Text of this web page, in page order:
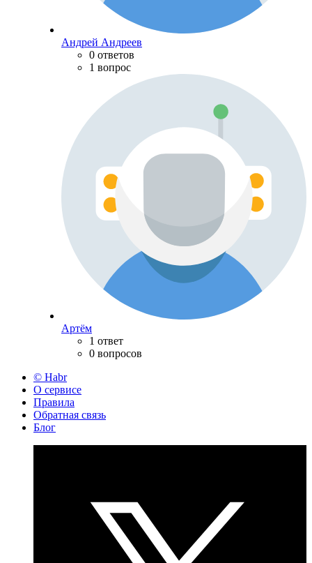
Андрей Андреев
0 ответов
1 вопрос
Артём
1 ответ
0 вопросов
© Habr
О сервисе
Правила
Обратная связь
Блог